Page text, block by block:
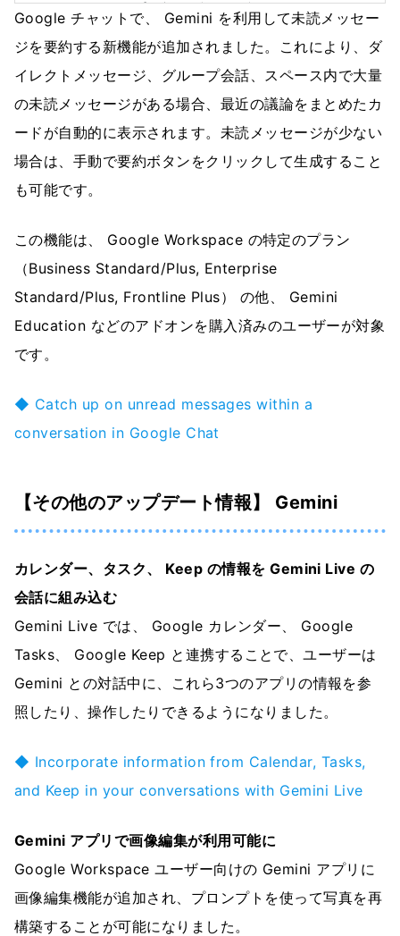
Google チャットで、 Gemini を利用して未読メッセー
ジを要約する新機能が追加されました。これにより、ダ
イレクトメッセージ、グループ会話、スペース内で大量
の未読メッセージがある場合、最近の議論をまとめたカ
ードが自動的に表示されます。未読メッセージが少ない
場合は、手動で要約ボタンをクリックして生成すること
も可能です。
この機能は、 Google Workspace の特定のプラン
（Business Standard/Plus, Enterprise
Standard/Plus, Frontline Plus） の他、 Gemini
Education などのアドオンを購入済みのユーザーが対象
です。
◆ Catch up on unread messages within a
conversation in Google Chat
【その他のアップデート情報】 Gemini
カレンダー、タスク、 Keep の情報を Gemini Live の
会話に組み込む
Gemini Live では、 Google カレンダー、 Google
Tasks、 Google Keep と連携することで、ユーザーは
Gemini との対話中に、これら3つのアプリの情報を参
照したり、操作したりできるようになりました。
◆ Incorporate information from Calendar, Tasks,
and Keep in your conversations with Gemini Live
Gemini アプリで画像編集が利用可能に
Google Workspace ユーザー向けの Gemini アプリに
画像編集機能が追加され、プロンプトを使って写真を再
構築することが可能になりました。